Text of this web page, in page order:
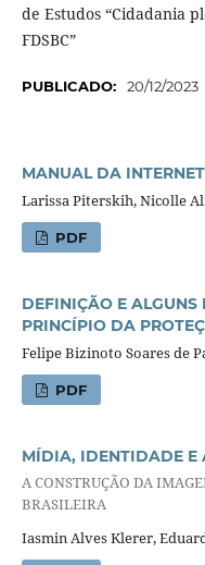
de Estudos “Cidadania
FDSBC”
PUBLICADO: 20/12/2023
MANUAL DA
Larissa Piterskih, Nicolle
PDF
DEFINIÇÃO E
PRINCÍPIO DA
Felipe Bizinoto Soares de
PDF
MÍDIA, IDENTIDADE E
A CONSTRUÇÃO DA
BRASILEIRA
Iasmin Alves Klerer,